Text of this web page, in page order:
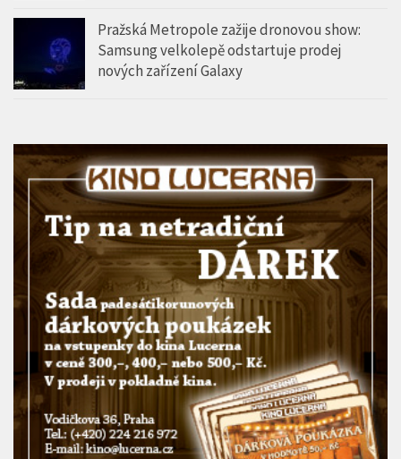
Pražská Metropole zažije dronovou show:
Samsung velkolepě odstartuje prodej
nových zařízení Galaxy